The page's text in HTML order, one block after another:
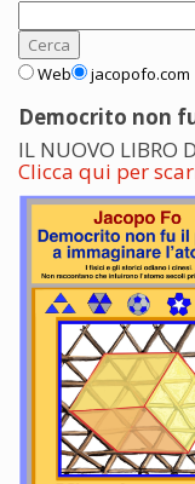
Web jacopofo.com
Democrito non
IL NUOVO LIBRO
Clicca qui per